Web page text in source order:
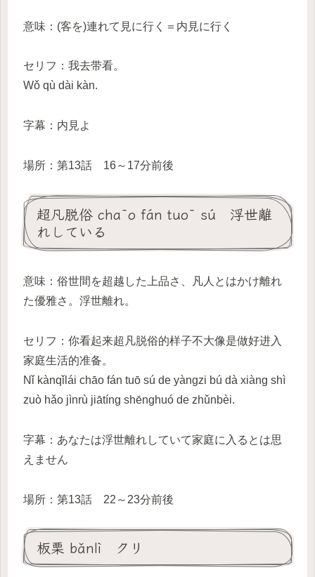
意味：(客を)連れて見に行く＝内見に行く
セリフ：我去带看。
Wǒ qù dài kàn.
字幕：内見よ
場所：第13話 16～17分前後
超凡脱俗 chāo fán tuō sú 浮世離
れしている
意味：俗世間を超越した上品さ、凡人とはかけ離れ
た優雅さ。浮世離れ。
セリフ：你看起来超凡脱俗的样子不大像是做好进入
家庭生活的准备。
Nǐ kànqǐlái chāo fán tuō sú de yàngzi bú dà xiàng shì
zuò hǎo jìnrù jiātíng shēnghuó de zhǔnbèi.
字幕：あなたは浮世離れしていて家庭に入るとは思
えません
場所：第13話 22～23分前後
板栗 bǎnlì クリ